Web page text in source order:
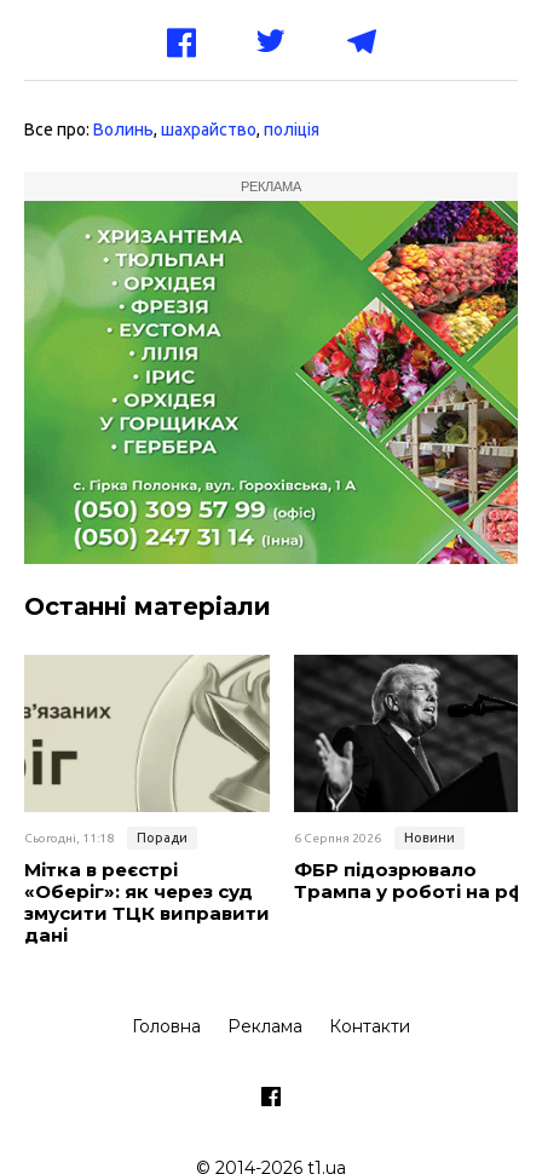
Все про: Волинь, шахрайство, поліція
РЕКЛАМА
Останні матеріали
Сьогодні, 11:18 Поради
Мітка в реєстрі
«Оберіг»: як через суд
змусити ТЦК виправити
дані
6 Серпня 2026 Новини
ФБР підозрювало
Трампа у роботі на рф
Головна Реклама Контакти
© 2014-2026 t1.ua